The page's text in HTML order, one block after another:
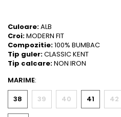
Culoare:ALB
Croi:MODERN FIT
Compozitie:100% BUMBAC
Tip guler:CLASSIC KENT
Tip calcare:NON IRON
MARIME:
38
39 40 41 42